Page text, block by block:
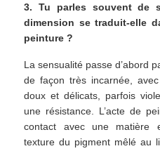
3. Tu parles souvent de
dimension se traduit-elle
peinture ?
La sensualité passe d’abord
de façon très incarnée,
doux et délicats, parfois
une résistance. L’acte de
contact avec une matière
texture du pigment mêlé au